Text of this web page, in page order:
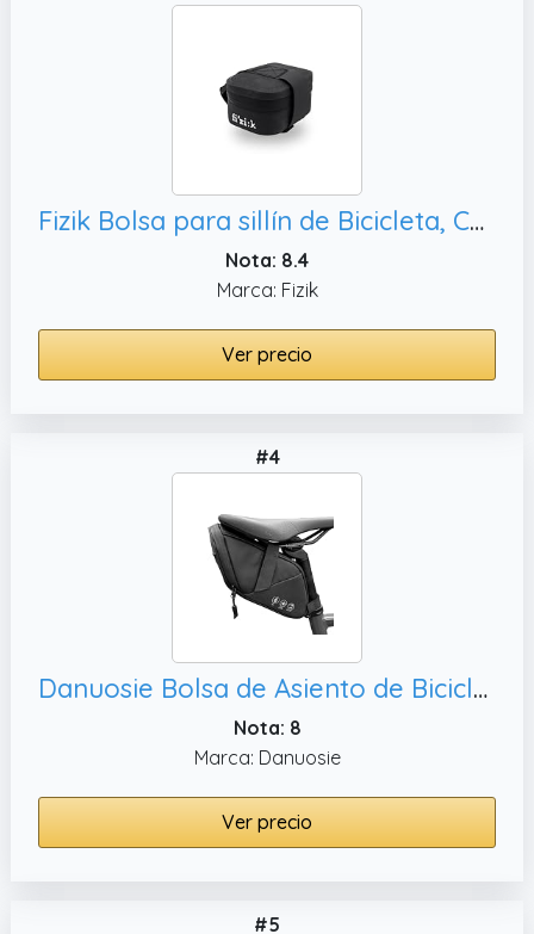
Fizik Bolsa para sillín de Bicicleta, Color Negro
Nota: 8.4
Marca: Fizik
Ver precio
#4
Danuosie Bolsa de Asiento de Bicicleta, Paquete de Asiento de Bicicleta para Bicicletas de montaña y Carretera
Nota: 8
Marca: Danuosie
Ver precio
#5